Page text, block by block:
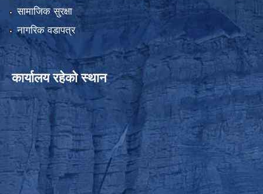
सामाजिक सुरक्षा
नागरिक वडापत्र
कार्यालय रहेको स्थान